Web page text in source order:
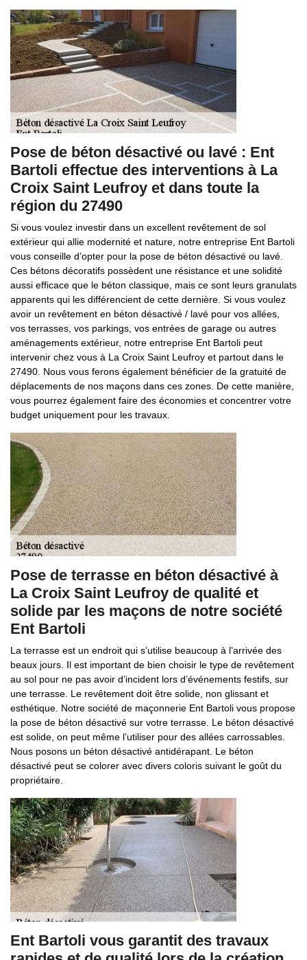
Pose de béton désactivé ou lavé : Ent
Bartoli effectue des interventions à La
Croix Saint Leufroy et dans toute la
région du 27490
Si vous voulez investir dans un excellent revêtement de sol
extérieur qui allie modernité et nature, notre entreprise Ent Bartoli
vous conseille d’opter pour la pose de béton désactivé ou lavé.
Ces bétons décoratifs possèdent une résistance et une solidité
aussi efficace que le béton classique, mais ce sont leurs granulats
apparents qui les différencient de cette dernière. Si vous voulez
avoir un revêtement en béton désactivé / lavé pour vos allées,
vos terrasses, vos parkings, vos entrées de garage ou autres
aménagements extérieur, notre entreprise Ent Bartoli peut
intervenir chez vous à La Croix Saint Leufroy et partout dans le
27490. Nous vous ferons également bénéficier de la gratuité de
déplacements de nos maçons dans ces zones. De cette manière,
vous pourrez également faire des économies et concentrer votre
budget uniquement pour les travaux.
Pose de terrasse en béton désactivé à
La Croix Saint Leufroy de qualité et
solide par les maçons de notre société
Ent Bartoli
La terrasse est un endroit qui s’utilise beaucoup à l’arrivée des
beaux jours. Il est important de bien choisir le type de revêtement
au sol pour ne pas avoir d’incident lors d’événements festifs, sur
une terrasse. Le revêtement doit être solide, non glissant et
esthétique. Notre société de maçonnerie Ent Bartoli vous propose
la pose de béton désactivé sur votre terrasse. Le béton désactivé
est solide, on peut même l’utiliser pour des allées carrossables.
Nous posons un béton désactivé antidérapant. Le béton
désactivé peut se colorer avec divers coloris suivant le goût du
propriétaire.
Ent Bartoli vous garantit des travaux